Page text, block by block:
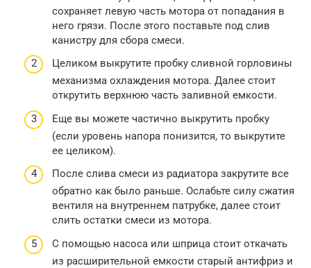
сохраняет левую часть мотора от попадания в
него грязи. После этого поставьте под слив
канистру для сбора смеси.
Целиком выкрутите пробку сливной горловины
механизма охлаждения мотора. Далее стоит
открутить верхнюю часть заливной емкости.
Еще вы можете частично выкрутить пробку
(если уровень напора понизится, то выкрутите
ее целиком).
После слива смеси из радиатора закрутите все
обратно как было раньше. Ослабьте силу сжатия
вентиля на внутреннем патрубке, далее стоит
слить остатки смеси из мотора.
С помощью насоса или шприца стоит откачать
из расширительной емкости старый антифриз и